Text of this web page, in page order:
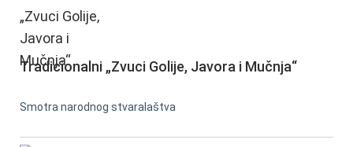
Tradicionalni „Zvuci Golije, Javora i Mučnja“
Smotra narodnog stvaralaštva